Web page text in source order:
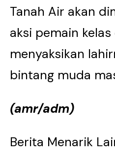
Tanah Air akan
aksi pemain
menyaksikan
bintang muda
(amr/adm)
Berita Menarik